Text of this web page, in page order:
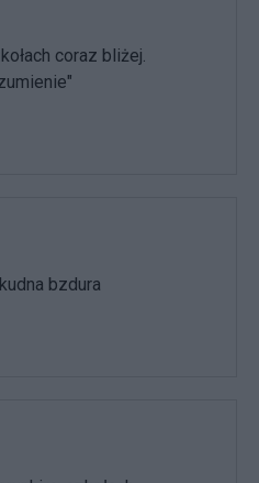
coraz bliżej.
bzdura